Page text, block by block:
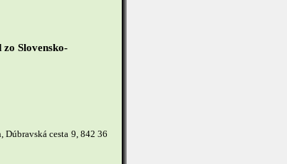
Slovensko-
cesta 9, 842 36